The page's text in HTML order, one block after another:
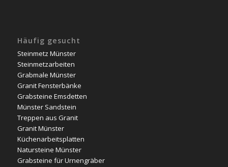
Häufig gesucht
Steinmetz Münster
Steinmetzarbeiten
Grabmale Münster
Granit Fensterbänke
Grabsteine Emsdetten
Münster Sandstein
Treppen aus Granit
Granit Münster
Küchenarbeitsplatten
Natursteine Münster
Grabsteine für Urnengräber